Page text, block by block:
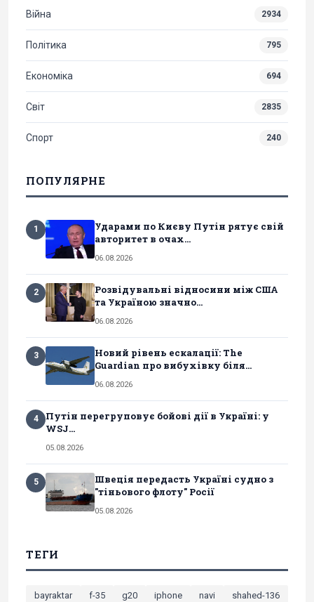
Війна 2934
Політика 795
Економіка 694
Світ 2835
Спорт 240
ПОПУЛЯРНЕ
1
Ударами по Києву Путін рятує свій
авторитет в очах...
06.08.2026
2
Розвідувальні відносини між США
та Україною значно...
06.08.2026
3
Новий рівень ескалації: The
Guardian про вибухівку біля...
06.08.2026
4
Путін перегруповує бойові дії в Україні: у
WSJ...
05.08.2026
5
Швеція передасть Україні судно з
"тіньового флоту" Росії
05.08.2026
ТЕГИ
bayraktar f-35 g20 iphone navi
shahed-136